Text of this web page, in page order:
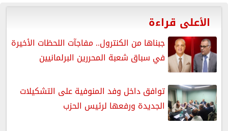
الأعلى قراءة
جبناها من الكنترول.. مفاجآت اللحظات الأخيرة
في سباق شعبة المحررين البرلمانيين
توافق داخل وفد المنوفية على التشكيلات
الجديدة ورفعها لرئيس الحزب